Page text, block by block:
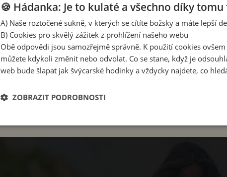
🍪 Hádanka: Je to kulaté a všechno díky
A) Naše roztočené sukně, v kterých se cítíte božsky a máte lepší
B) Cookies pro skvělý zážitek z prohlížení našeho webu
Obě odpovědi jsou samozřejmě správně. K použití cookies
můžete kdykoli změnit nebo odvolat. Co se stane, když je
web bude šlapat jak švýcarské hodinky a vždycky najdete, co
ZOBRAZIT PODROBNOSTI